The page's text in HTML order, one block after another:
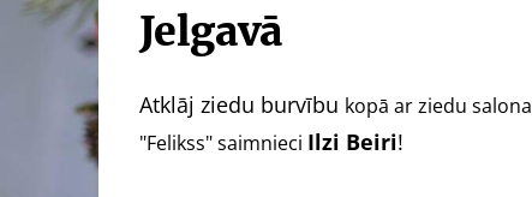
Jelgavā
Atklāj ziedu burvību kopā ar ziedu salona
"Felikss" saimnieci Ilzi Beiri!